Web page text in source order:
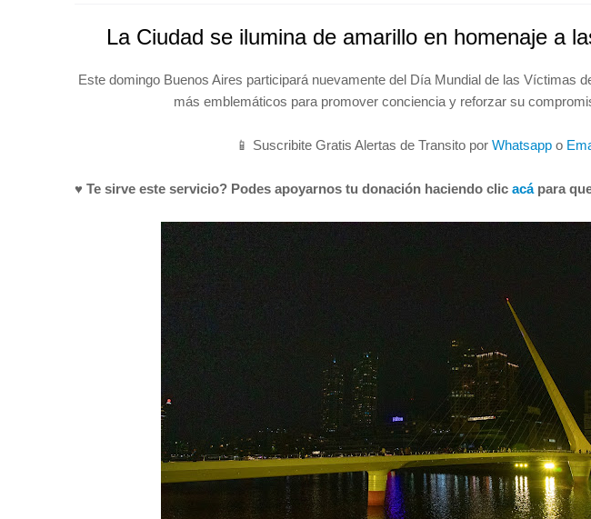
La Ciudad se ilumina de amarillo en homenaje a
Este domingo Buenos Aires participará nuevamente del Día Mundial de las Víctimas
más emblemáticos para promover conciencia y reforzar su
📱 Suscribite Gratis Alertas de Transito por Whatsappo
♥ Te sirve este servicio? Podes apoyarnos tu donación haciendo clic acápara